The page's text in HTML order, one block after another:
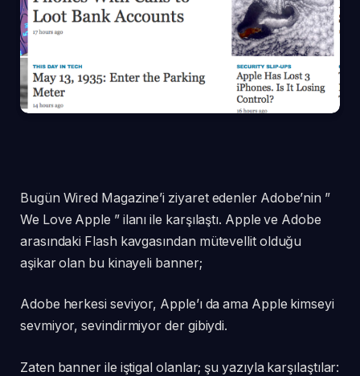
Bugün Wired Magazine’i ziyaret edenler Adobe’nin ”
We Love Apple ” ilanı ile karşılaştı. Apple ve Adobe
arasındaki Flash kavgasından mütevellit olduğu
aşikar olan bu kinayeli banner;
Adobe herkesi seviyor, Apple’ı da ama Apple kimseyi
sevmiyor, sevindirmiyor der gibiydi.
Zaten banner ile iştigal olanlar; şu yazıyla karşılaştılar: